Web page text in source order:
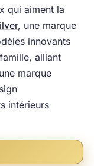
qui aiment la
, une marque
innovants
alliant
marque
intérieurs